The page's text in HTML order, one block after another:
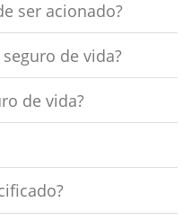
ser acionado?
de vida?
de vida?